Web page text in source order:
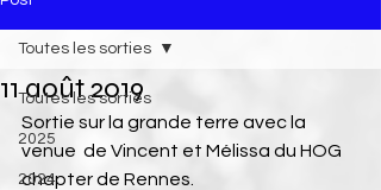
Toutes les sorties
2025
2024
Toutes les sorties
11 août 2019
Sortie sur la grande terre avec la
venue  de Vincent et Mélissa du HOG
chapter de Rennes.